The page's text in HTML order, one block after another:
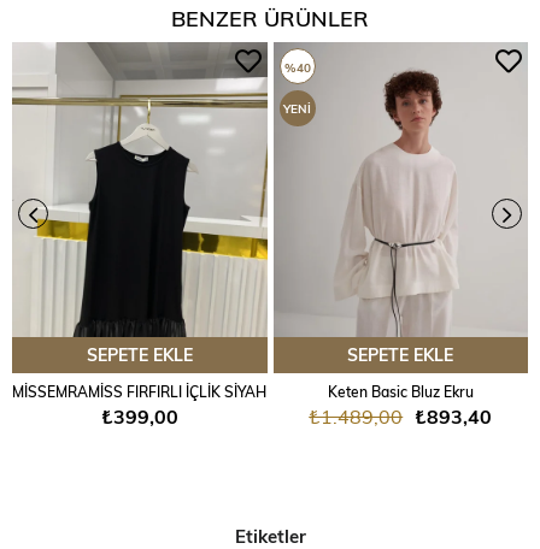
BENZER ÜRÜNLER
SEPETE EKLE
MİSSEMRAMİSS FIRFIRLI İÇLİK SİYAH
₺399,00
SEPETE EKLE
Keten Basic Bluz Ekru
₺893,40
₺1.489,00
%40
YENI
Etiketler